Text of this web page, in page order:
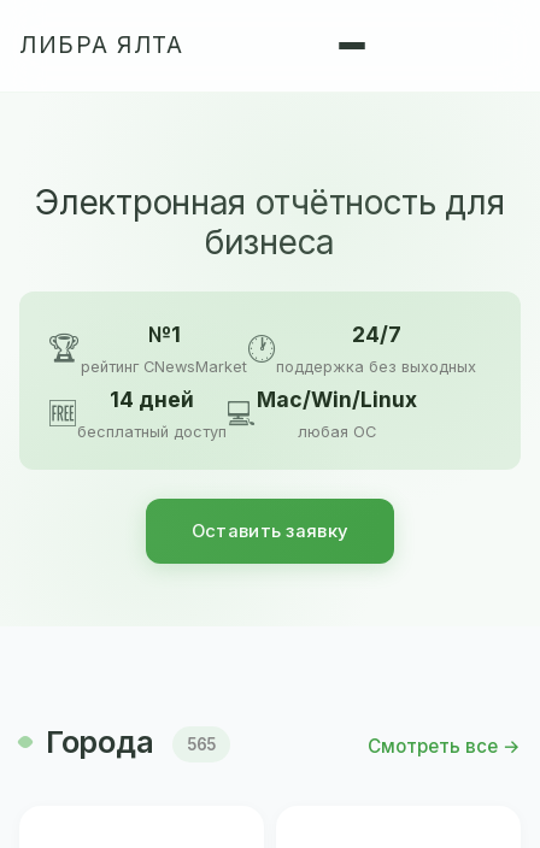
ЛИБРА ЯЛТА
Электронная отчётность для
бизнеса
🏆 №1
рейтинг CNewsMarket
🕐 24/7
поддержка без выходных
🆓 14 дней
бесплатный доступ
💻Mac/Win/Linux
любая ОС
Оставить заявку
Города 565 Смотреть все →